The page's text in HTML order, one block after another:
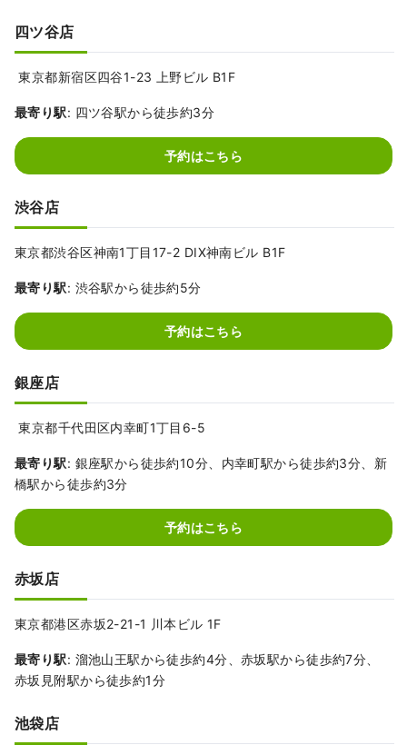
四ツ谷店
東京都新宿区四谷1-23 上野ビル B1F
最寄り駅: 四ツ谷駅から徒歩約3分
予約はこちら
渋谷店
東京都渋谷区神南1丁目17-2 DIX神南ビル B1F
最寄り駅: 渋谷駅から徒歩約5分
予約はこちら
銀座店
東京都千代田区内幸町1丁目6-5
最寄り駅: 銀座駅から徒歩約10分、内幸町駅から徒歩約3分、新
橋駅から徒歩約3分
予約はこちら
赤坂店
東京都港区赤坂2-21-1 川本ビル 1F
最寄り駅: 溜池山王駅から徒歩約4分、赤坂駅から徒歩約7分、
赤坂見附駅から徒歩約1分
池袋店